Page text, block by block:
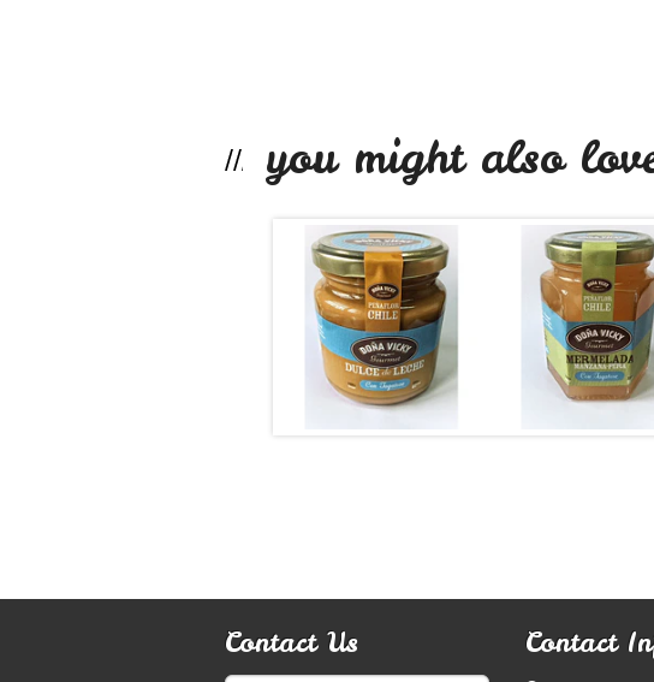
you might also
Dulce de
leche si...
$7.990
sin azú...
Contact Us Contact